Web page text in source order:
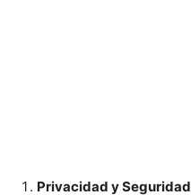
Privacidad y Seguridad